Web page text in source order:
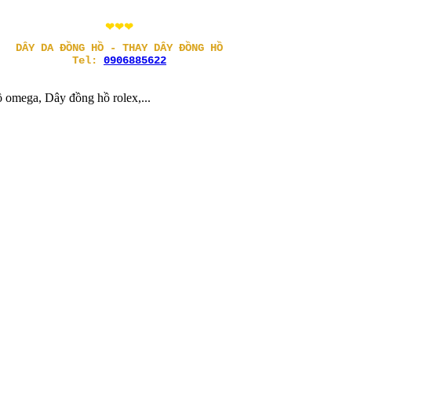
❤❤❤
DÂY DA ĐỒNG HỒ - THAY DÂY ĐỒNG HỒ
Tel: 0906885622
Dây đồng hồ rolex,...